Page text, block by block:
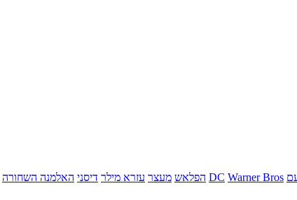
DC Warner Bros הפלאש מעצר עזרא מילר דיסני האלמנה השחורה